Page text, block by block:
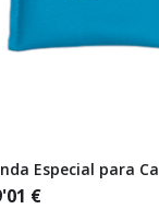
Especial para
€